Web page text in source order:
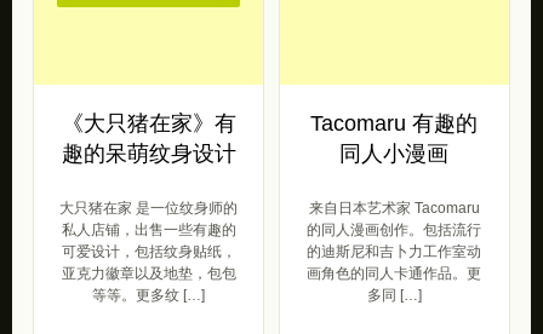
《大只猪在家》有
趣的呆萌纹身设计
大只猪在家 是一位纹身师的
私人店铺，出售一些有趣的
可爱设计，包括纹身贴纸，
亚克力徽章以及地垫，包包
等等。更多纹 […]
Tacomaru 有趣的
同人小漫画
来自日本艺术家 Tacomaru
的同人漫画创作。包括流行
的迪斯尼和吉卜力工作室动
画角色的同人卡通作品。更
多同 […]